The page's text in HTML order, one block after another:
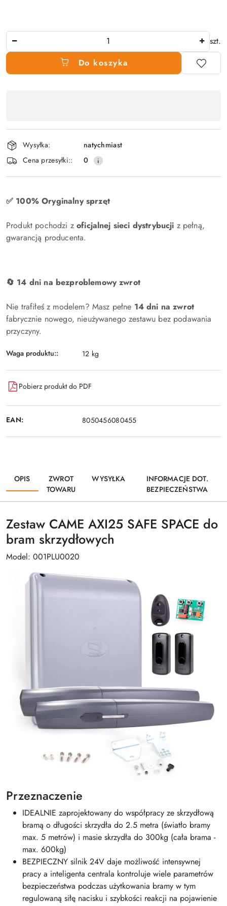
szt.
Do koszyka
,
płatność
i
dostawa
Wysyłka:
natychmiast
Cena przesyłki::
0
✅ 100% Oryginalny sprzęt
Produkt pochodzi zoficjalnej sieci dystrybucji z pełną,
gwarancją producenta.
🔄 14 dni na bezproblemowy zwrot
Nie trafiłeś z modelem? Masz pełne 14 dni na zwrot
fabrycznie nowego, nieużywanego zestawu bez podawania
przyczyny.
Waga produktu:: 12 kg
Pobierz produkt do PDF
EAN: 8050456080455
OPIS
ZWROT
TOWARU
WYSYŁKA
INFORMACJE DOT.
BEZPIECZEŃSTWA
Zestaw CAME AXI25 SAFE SPACE do
bram skrzydłowych
Model: 001PLU0020
Przeznaczenie
IDEALNIE zaprojektowany do współpracy ze skrzydłową
bramą o długości skrzydła do 2.5 metra (światło bramy
max. 5 metrów) i masie skrzydła do 300kg (cała brama -
max. 600kg)
BEZPIECZNY silnik 24V daje możliwość intensywnej
pracy a inteligenta centrala kontroluje wiele parametrów
bezpieczeństwa podczas użytkowania bramy w tym
regulowaną siłę nacisku i szybkości reakcji na pojawienie